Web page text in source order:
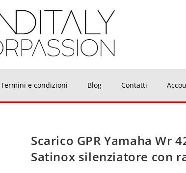
Termini e condizioni Blog Contatti
Scarico GPR Yamaha Wr
Satinox silenziatore con